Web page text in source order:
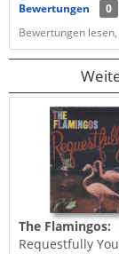
Bewertungen
0
Bewertungen
The Flamingos:
Requestfully